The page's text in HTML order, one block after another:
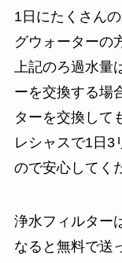
1日にたくさん
グウォーターの
上記のろ過水量
ーを交換する場
ターを交換して
レシャスで1日3
ので安心してく
浄水フィルター
なると無料で送